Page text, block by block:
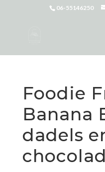
06-55146250
Foodie
Banana
dadels